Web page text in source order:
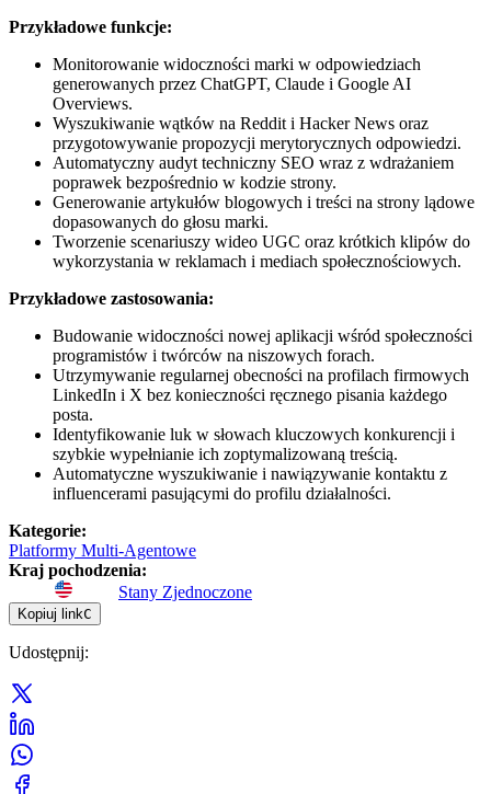
Przykładowe funkcje:
Monitorowanie widoczności marki w odpowiedziach
generowanych przez ChatGPT, Claude i Google AI
Overviews.
Wyszukiwanie wątków na Reddit i Hacker News oraz
przygotowywanie propozycji merytorycznych odpowiedzi.
Automatyczny audyt techniczny SEO wraz z wdrażaniem
poprawek bezpośrednio w kodzie strony.
Generowanie artykułów blogowych i treści na strony lądowe
dopasowanych do głosu marki.
Tworzenie scenariuszy wideo UGC oraz krótkich klipów do
wykorzystania w reklamach i mediach społecznościowych.
Przykładowe zastosowania:
Budowanie widoczności nowej aplikacji wśród społeczności
programistów i twórców na niszowych forach.
Utrzymywanie regularnej obecności na profilach firmowych
LinkedIn i X bez konieczności ręcznego pisania każdego
posta.
Identyfikowanie luk w słowach kluczowych konkurencji i
szybkie wypełnianie ich zoptymalizowaną treścią.
Automatyczne wyszukiwanie i nawiązywanie kontaktu z
influencerami pasującymi do profilu działalności.
Kategorie:
Platformy Multi-Agentowe
Kraj pochodzenia:
Stany Zjednoczone
Kopiuj linkC
Udostępnij: